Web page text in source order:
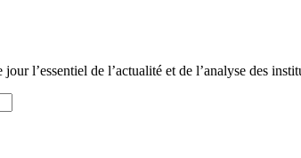
l’essentiel de l’actualité et de l’analyse des